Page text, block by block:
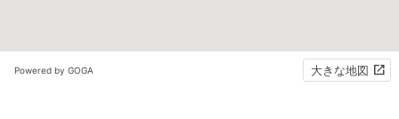
Powered by GOGA 大きな地図